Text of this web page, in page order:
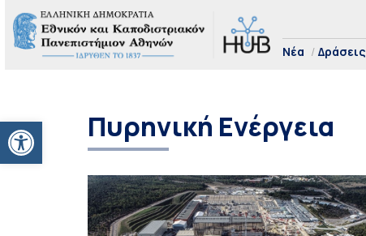
Ανοίξτε τη γραμμή εργαλείων
Νέα Δράσεις
Πυρηνική Ενέργεια